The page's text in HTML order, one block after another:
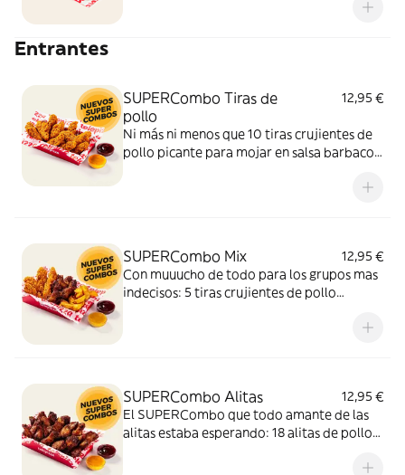
Entrantes
SUPERCombo Tiras de
pollo
12,95 €
Ni más ni menos que 10 tiras crujientes de
pollo picante para mojar en salsa barbacoa
de solomillos de pollo, tiernos y sabrosos,
SUPERCombo Mix
12,95 €
Con muuucho de todo para los grupos mas
indecisos: 5 tiras crujientes de pollo
acompañadas con salsa barbacoa y miel y
SUPERCombo Alitas
12,95 €
El SUPERCombo que todo amante de las
alitas estaba esperando: 18 alitas de pollo